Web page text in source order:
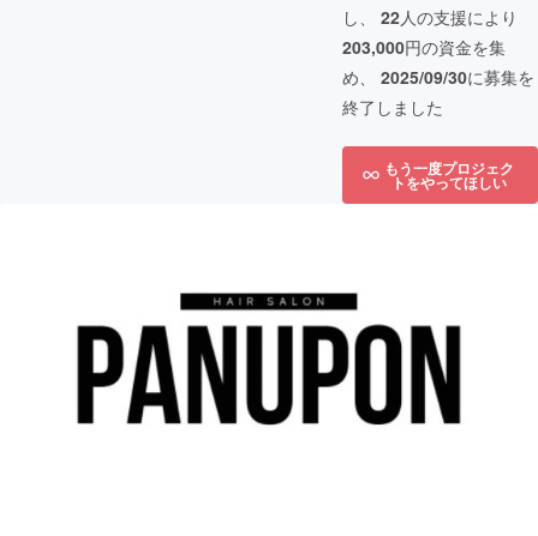
し、 22人の支援により
203,000円の資金を集
め、 2025/09/30に募集を
終了しました
もう一度プロジェク
トをやってほしい